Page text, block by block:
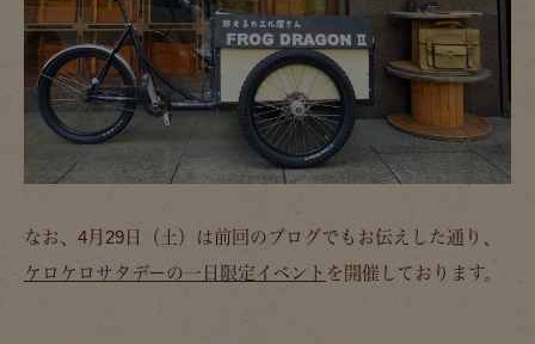
なお、4月29日（土）は前回のブログでもお伝えした通り、
ケロケロサタデーの一日限定イベント を開催しております。